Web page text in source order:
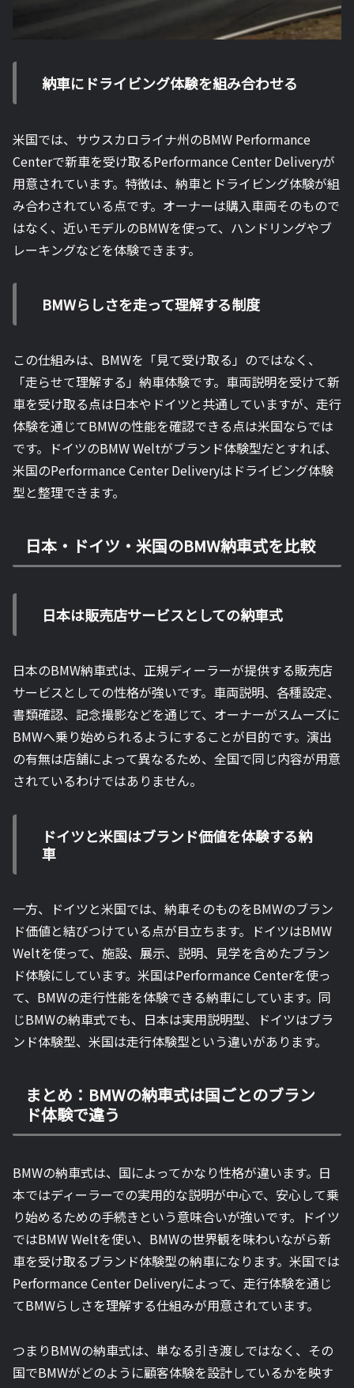
納車にドライビング体験を組み合わせる
米国では、サウスカロライナ州のBMW Performance
Centerで新車を受け取るPerformance Center Deliveryが
用意されています。特徴は、納車とドライビング体験が組
み合わされている点です。オーナーは購入車両そのもので
はなく、近いモデルのBMWを使って、ハンドリングやブ
レーキングなどを体験できます。
BMWらしさを走って理解する制度
この仕組みは、BMWを「見て受け取る」のではなく、
「走らせて理解する」納車体験です。車両説明を受けて新
車を受け取る点は日本やドイツと共通していますが、走行
体験を通じてBMWの性能を確認できる点は米国ならでは
です。ドイツのBMW Weltがブランド体験型だとすれば、
米国のPerformance Center Deliveryはドライビング体験
型と整理できます。
日本・ドイツ・米国のBMW納車式を比較
日本は販売店サービスとしての納車式
日本のBMW納車式は、正規ディーラーが提供する販売店
サービスとしての性格が強いです。車両説明、各種設定、
書類確認、記念撮影などを通じて、オーナーがスムーズに
BMWへ乗り始められるようにすることが目的です。演出
の有無は店舗によって異なるため、全国で同じ内容が用意
されているわけではありません。
ドイツと米国はブランド価値を体験する納
車
一方、ドイツと米国では、納車そのものをBMWのブラン
ド価値と結びつけている点が目立ちます。ドイツはBMW
Weltを使って、施設、展示、説明、見学を含めたブラン
ド体験にしています。米国はPerformance Centerを使っ
て、BMWの走行性能を体験できる納車にしています。同
じBMWの納車式でも、日本は実用説明型、ドイツはブラ
ンド体験型、米国は走行体験型という違いがあります。
まとめ：BMWの納車式は国ごとのブラン
ド体験で違う
BMWの納車式は、国によってかなり性格が違います。日
本ではディーラーでの実用的な説明が中心で、安心して乗
り始めるための手続きという意味合いが強いです。ドイツ
ではBMW Weltを使い、BMWの世界観を味わいながら新
車を受け取るブランド体験型の納車になります。米国では
Performance Center Deliveryによって、走行体験を通じ
てBMWらしさを理解する仕組みが用意されています。
つまりBMWの納車式は、単なる引き渡しではなく、その
国でBMWがどのように顧客体験を設計しているかを映す